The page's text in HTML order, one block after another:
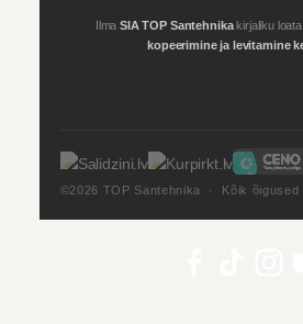
IlmaSIA TOP Santehnikakirjaliku
kopeerimine ja levitamine
©2026 TOP Santehnika · Kõik õigused